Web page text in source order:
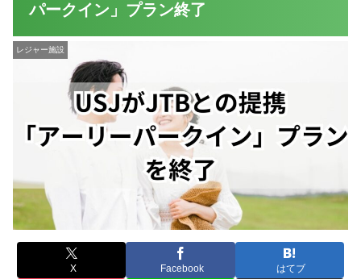
パークイン」プラン終了
レジャー施設
X Facebook はてブ